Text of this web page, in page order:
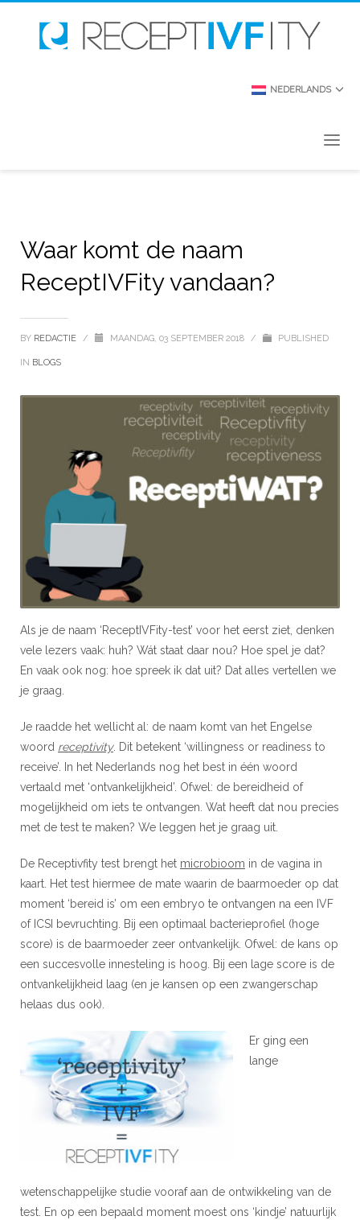
NEDERLANDS
Waar komt de naam
ReceptIVFity vandaan?
BY REDACTIE / MAANDAG, 03 SEPTEMBER 2018 / PUBLISHED
IN BLOGS
Als je de naam ‘ReceptIVFity-test’ voor het eerst ziet, denken
vele lezers vaak: huh? Wát staat daar nou? Hoe spel je dat?
En vaak ook nog: hoe spreek ik dat uit? Dat alles vertellen we
je graag.
Je raadde het wellicht al: de naam komt van het Engelse
woord receptivity. Dit betekent ‘willingness or readiness to
receive’. In het Nederlands nog het best in één woord
vertaald met ‘ontvankelijkheid’. Ofwel: de bereidheid of
mogelijkheid om iets te ontvangen. Wat heeft dat nou precies
met de test te maken? We leggen het je graag uit.
De Receptivfity test brengt het microbioom in de vagina in
kaart. Het test hiermee de mate waarin de baarmoeder op dat
moment ‘bereid is’ om een embryo te ontvangen na een IVF
of ICSI bevruchting. Bij een optimaal bacterieprofiel (hoge
score) is de baarmoeder zeer ontvankelijk. Ofwel: de kans op
een succesvolle innesteling is hoog. Bij een lage score is de
ontvankelijkheid laag (en je kansen op een zwangerschap
helaas dus ook).
Er ging een
lange
wetenschappelijke studie vooraf aan de ontwikkeling van de
test. En op een bepaald moment moest ons ‘kindje’ natuurlijk